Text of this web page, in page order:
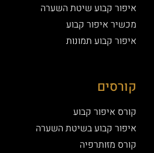
איפור קבוע שיטת השערה
מכשיר איפור קבוע
איפור קבוע תמונות
קורסים
קורס איפור קבוע
איפור קבוע בשיטת השערה
קורס מזותרפיה